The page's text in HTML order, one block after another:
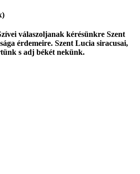
válaszoljanak kérésünkre Szent
érdemeire. Szent Lucia siracusai,
s adj békét nekünk.